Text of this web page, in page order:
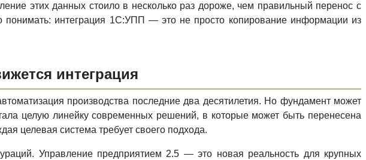
этих данных стоило в несколько раз дороже, чем правильный перенос с
интеграция 1С:УПП — это не просто копирование информации из
интеграция
производства последние два десятилетия. Но фундамент может
целую линейку современных решений, в которые может быть перенесена
целевая система требует своего подхода.
Управление предприятием 2.5 — это новая реальность для крупных